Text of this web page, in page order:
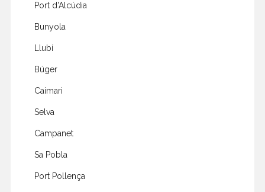
Port d'Alcúdia
Bunyola
Llubí
Búger
Caimari
Selva
Campanet
Sa Pobla
Port Pollença